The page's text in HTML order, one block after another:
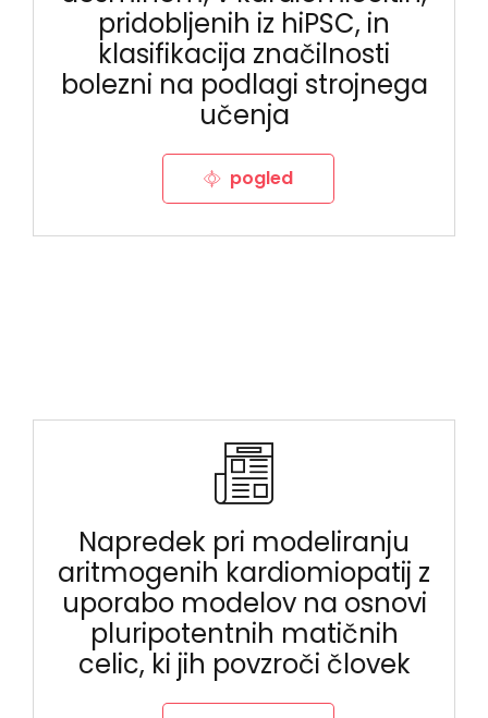
pridobljenih iz hiPSC, in
klasifikacija značilnosti
bolezni na podlagi strojnega
učenja
pogled
Napredek pri modeliranju
aritmogenih kardiomiopatij z
uporabo modelov na osnovi
pluripotentnih matičnih
celic, ki jih povzroči človek